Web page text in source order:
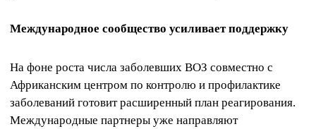
Международное сообщество усиливает поддержку
На фоне роста числа заболевших ВОЗ совместно с
Африканским центром по контролю и профилактике
заболеваний готовит расширенный план реагирования.
Международные партнеры уже направляют